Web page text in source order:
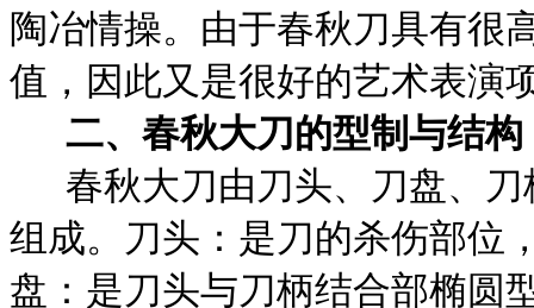
陶冶情操。由于春秋刀具有很
值，因此又是很好的艺术表演
二、春秋大刀的型制与结构
春秋大刀由刀头、刀盘、
组成。刀头：是刀的杀伤部位
盘：是刀头与刀柄结合部椭圆